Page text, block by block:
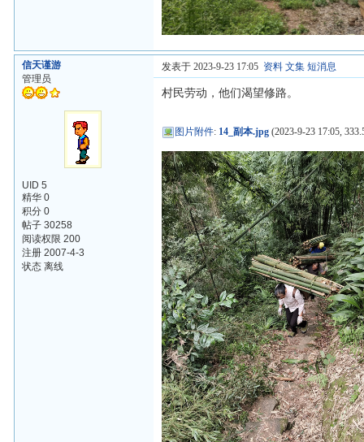
信天谨游
管理员
UID 5
精华 0
积分 0
帖子 30258
阅读权限 200
注册 2007-4-3
状态 离线
发表于 2023-9-23 17:05 资料 文集 短消息
村民劳动，他们渴望修路。
图片附件: 14_副本.jpg (2023-9-23 17:05,